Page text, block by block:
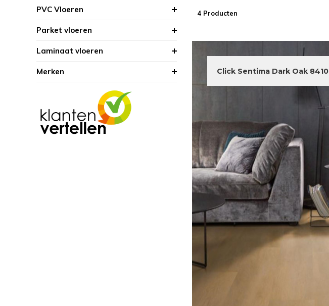
PVC Vloeren
Parket vloeren
Laminaat vloeren
Merken
4 Producten
Click Sentima Dark Oak 8410